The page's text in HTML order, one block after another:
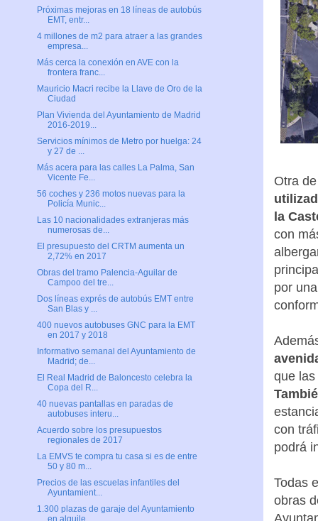
Otra
la
con
por
que
con
podrá
Todas
obras
Próximas mejoras en 18 líneas de autobús
EMT, entr...
4 millones de m2 para atraer a las grandes
empresa...
Más cerca la conexión en AVE con la
frontera franc...
Mauricio Macri recibe la Llave de Oro de la
Ciudad
Plan Vivienda del Ayuntamiento de Madrid
2016-2019...
Servicios mínimos de Metro por huelga: 24
y 27 de ...
Más acera para las calles La Palma, San
Vicente Fe...
56 coches y 236 motos nuevas para la
Policía Munic...
Las 10 nacionalidades extranjeras más
numerosas de...
El presupuesto del CRTM aumenta un
2,72% en 2017
Obras del tramo Palencia-Aguilar de
Campoo del tre...
Dos líneas exprés de autobús EMT entre
San Blas y ...
400 nuevos autobuses GNC para la EMT
en 2017 y 2018
Informativo semanal del Ayuntamiento de
Madrid; de...
El Real Madrid de Baloncesto celebra la
Copa del R...
40 nuevas pantallas en paradas de
autobuses interu...
Acuerdo sobre los presupuestos
regionales de 2017
La EMVS te compra tu casa si es de entre
50 y 80 m...
Precios de las escuelas infantiles del
Ayuntamient...
1.300 plazas de garaje del Ayuntamiento